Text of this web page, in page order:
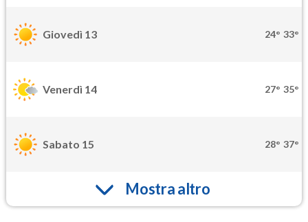
Giovedì 13 24° 33°
Venerdì 14 27° 35°
Sabato 15 28° 37°
Mostra altro